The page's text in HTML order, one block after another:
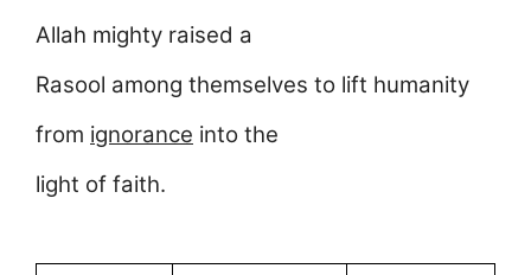
Allah mighty raised a
Rasool among themselves to lift humanity
from ignorance into the
light of faith.